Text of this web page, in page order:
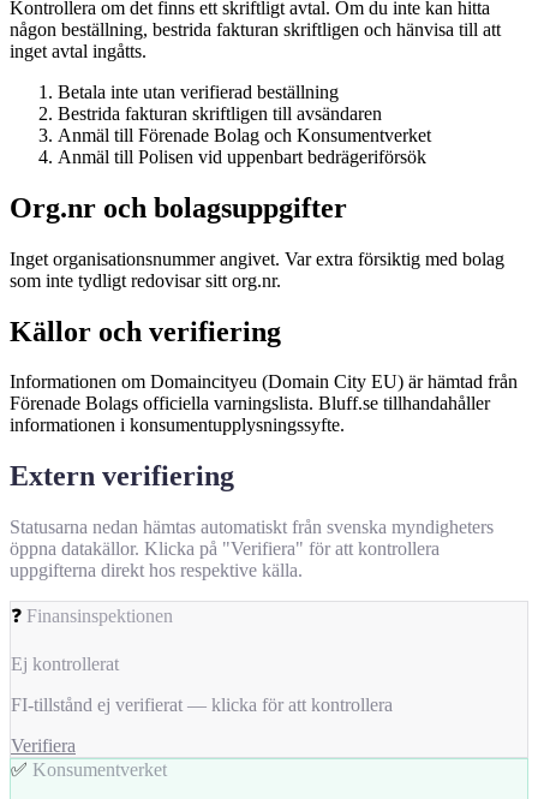
Kontrollera om det finns ett skriftligt avtal. Om du inte kan hitta
någon beställning, bestrida fakturan skriftligen och hänvisa till att
inget avtal ingåtts.
Betala inte utan verifierad beställning
Bestrida fakturan skriftligen till avsändaren
Anmäl till Förenade Bolag och Konsumentverket
Anmäl till Polisen vid uppenbart bedrägeriförsök
Org.nr och bolagsuppgifter
Inget organisationsnummer angivet. Var extra försiktig med bolag
som inte tydligt redovisar sitt org.nr.
Källor och verifiering
Informationen om Domaincityeu (Domain City EU) är hämtad från
Förenade Bolags officiella varningslista. Bluff.se tillhandahåller
informationen i konsumentupplysningssyfte.
Extern verifiering
Statusarna nedan hämtas automatiskt från svenska myndigheters
öppna datakällor. Klicka på "Verifiera" för att kontrollera
uppgifterna direkt hos respektive källa.
❓ Finansinspektionen
Ej kontrollerat
FI-tillstånd ej verifierat — klicka för att kontrollera
Verifiera
✅ Konsumentverket